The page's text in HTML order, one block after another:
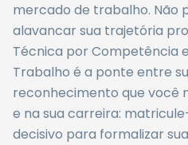
mercado de trabalho. Não
alavancar sua trajetória
Técnica por Competência
Trabalho é a ponte entre
reconhecimento que você
e na sua carreira:
decisivo para formalizar